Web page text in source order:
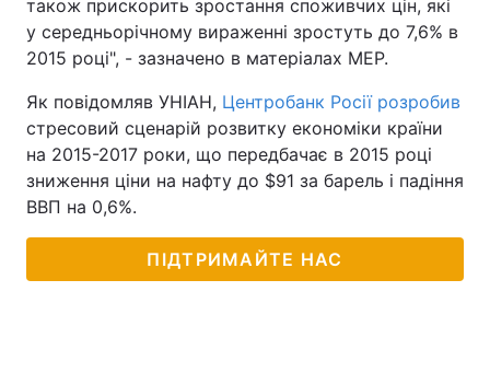
також прискорить зростання споживчих цін, які
у середньорічному вираженні зростуть до 7,6% в
2015 році", - зазначено в матеріалах МЕР.
Як повідомляв УНІАН, Центробанк Росії розробив
стресовий сценарій розвитку економіки країни
на 2015-2017 роки, що передбачає в 2015 році
зниження ціни на нафту до $91 за барель і падіння
ВВП на 0,6%.
ПІДТРИМАЙТЕ НАС